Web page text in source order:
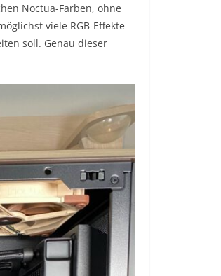
Noctua-Farben, ohne
viele RGB-Effekte
soll. Genau dieser